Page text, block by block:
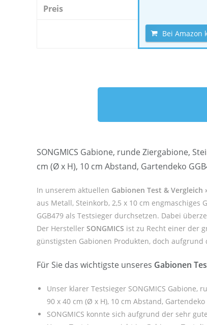
Preis
Bei Amazon
SONGMICS Gabione, runde Ziergabione,
cm (Ø x H), 10 cm Abstand, Gartendeko
In unserem aktuellen Gabionen Test & Vergleich
aus Metall, Steinkorb, 2,5 x 10 cm engmaschiges
GGB479 als Testsieger durchsetzen. Dabei
Der Hersteller SONGMICS ist zu Recht einer der
günstigsten Gabionen Produkten, doch
Für Sie das wichtigste unseres Gabionen
Unser klarer Testsieger SONGMICS
90 x 40 cm (Ø x H), 10 cm Abstand, Gartendeko
SONGMICS konnte sich aufgrund der sehr